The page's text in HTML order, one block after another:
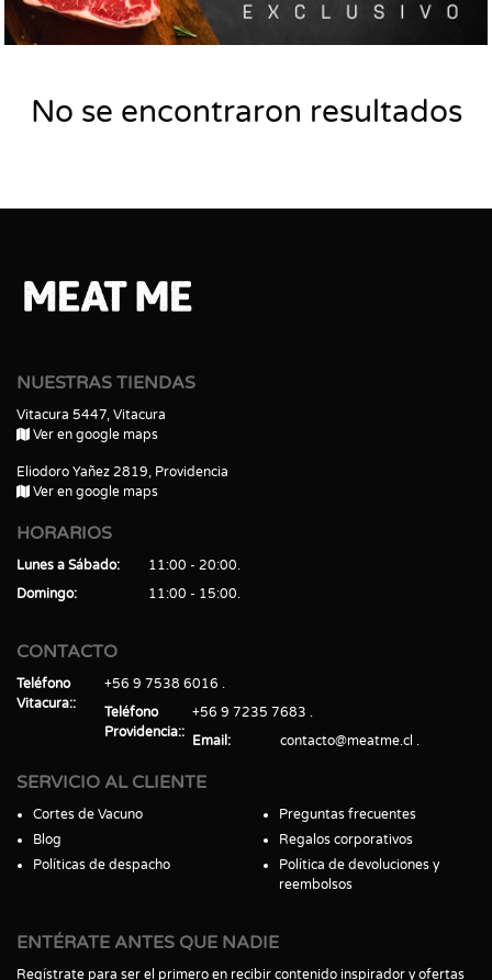
No se encontraron resultados
NUESTRAS TIENDAS
Vitacura 5447, Vitacura
Ver en google maps
Eliodoro Yañez 2819, Providencia
Ver en google maps
HORARIOS
Lunes a Sábado
11:00 - 20:00
Domingo
11:00 - 15:00
CONTACTO
Teléfono
Vitacura:
+56 9 7538 6016
Teléfono
Providencia:
+56 9 7235 7683
Email
contacto@meatme.cl
SERVICIO AL CLIENTE
Cortes de Vacuno
Blog
Políticas de despacho
Preguntas frecuentes
Regalos corporativos
Política de devoluciones y
reembolsos
ENTÉRATE ANTES QUE NADIE
Regístrate para ser el primero en recibir contenido inspirador y ofertas